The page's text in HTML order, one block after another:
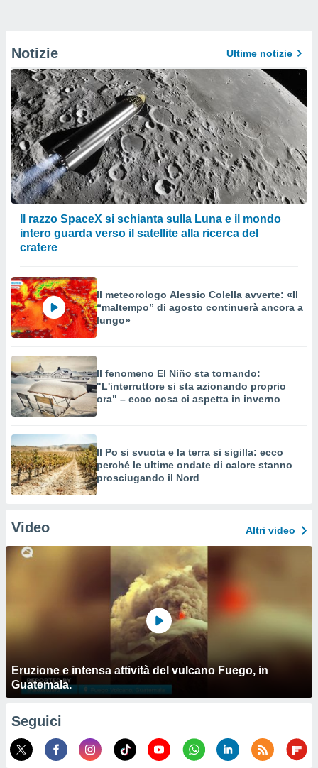
Notizie Ultime notizie
Il razzo SpaceX si schianta sulla Luna e il mondo
intero guarda verso il satellite alla ricerca del
cratere
Il meteorologo Alessio Colella avverte: «Il
“maltempo” di agosto continuerà ancora a
lungo»
Il fenomeno El Niño sta tornando:
"L'interruttore si sta azionando proprio
ora" – ecco cosa ci aspetta in inverno
Il Po si svuota e la terra si sigilla: ecco
perché le ultime ondate di calore stanno
prosciugando il Nord
Video Altri video
Eruzione e intensa attività del vulcano Fuego, in
Guatemala.
Seguici